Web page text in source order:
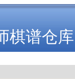
棋谱仓库